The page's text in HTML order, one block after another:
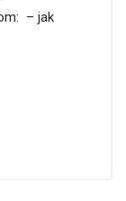
– jak